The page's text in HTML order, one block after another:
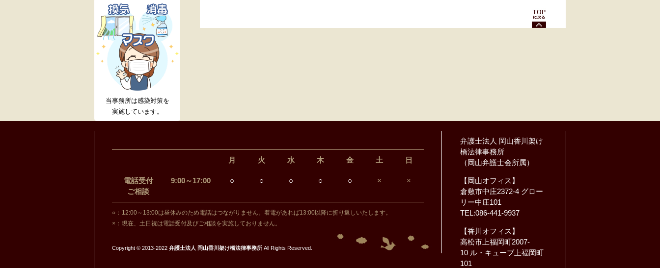
当事務所は感染対策を
実施しています。
月 火 水 木 金 土 日
電話受付
ご相談
9:00～17:00 ○ ○ ○ ○ ○ × ×
○： 12:00～13:00は昼休みのため電話はつながりません。着電があれば13:00以降に折り返しいたします。
×： 現在、土日祝は電話受付及びご相談を実施しておりません。
Copyright © 2013-2022 弁護士法人 岡山香川架け橋法律事務所 All Rights Reserved.
弁護士法人 岡山香川架け
橋法律事務所
（岡山弁護士会所属）
【岡山オフィス】
倉敷市中庄2372-4 グロー
リー中庄101
TEL:086-441-9937
【香川オフィス】
高松市上福岡町2007-
10 ル・キューブ上福岡町
101